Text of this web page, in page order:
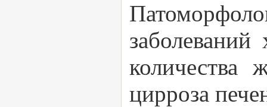
заболеваний
количества
цирроза